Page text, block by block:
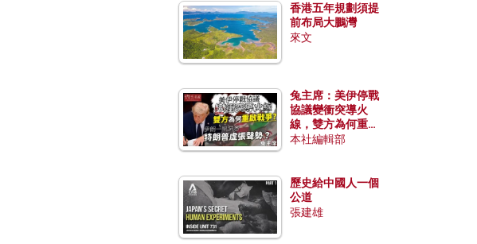
香港五年規劃須提
前布局大鵬灣
來文
兔主席：美伊停戰
協議變衝突導火
線，雙方為何重啟
戰爭？伊朗一早洞
本社編輯部
歷史給中國人一個
公道
張建雄